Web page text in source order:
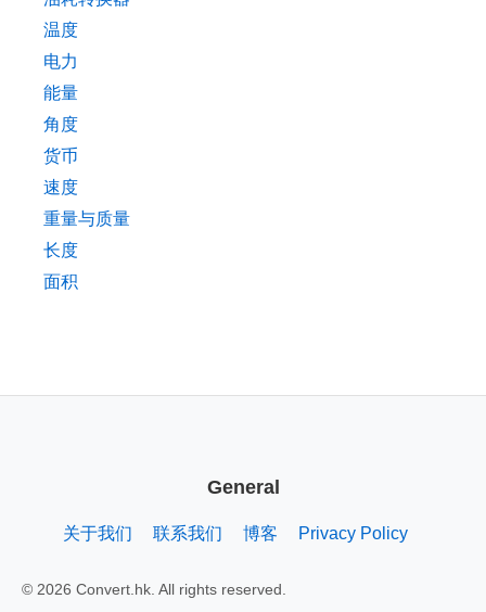
温度
电力
能量
角度
货币
速度
重量与质量
长度
面积
General
关于我们 联系我们 博客 Privacy Policy
© 2026 Convert.hk. All rights reserved.